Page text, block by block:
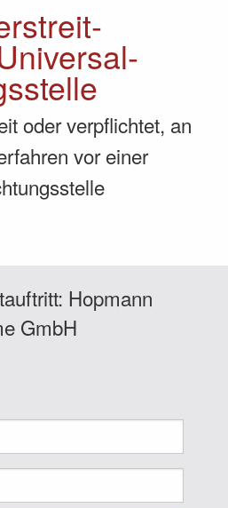
oder verpflichtet, an
vor einer
Hopmann
GmbH